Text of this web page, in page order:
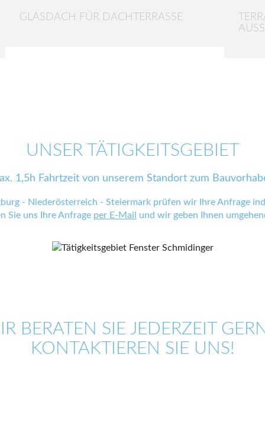
GLASDACH FÜR DACHTERRASSE
UNSER TÄTIGKEITSGEBIET
1,5h Fahrtzeit von unserem Standort zum
- Niederösterreich - Steiermark prüfen wir Ihre Anfrage
Sie uns Ihre Anfrage per E-Mail und wir geben Ihnen
BERATEN SIE JEDERZEIT
KONTAKTIEREN SIE UNS!